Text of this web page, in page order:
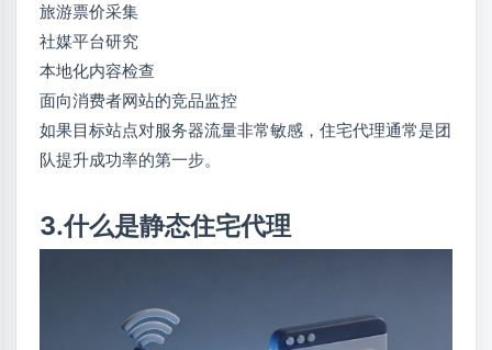
旅游票价采集
社媒平台研究
本地化内容检查
面向消费者网站的竞品监控
如果目标站点对服务器流量非常敏感，住宅代理通常是团
队提升成功率的第一步。
3.什么是静态住宅代理